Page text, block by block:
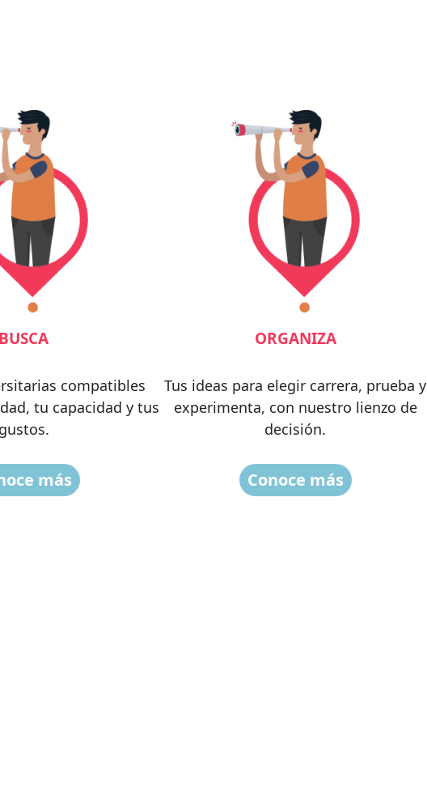
BUSCA
compatibles
tu capacidad y tus
gustos.
más
ORGANIZA
Tus ideas para elegir carrera, prueba y
experimenta, con nuestro lienzo de
decisión.
Conoce más